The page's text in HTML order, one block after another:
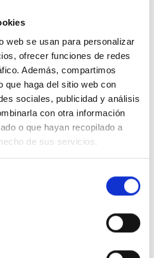
web se usan para personalizar
ofrecer funciones de redes
Además, compartimos
que haga del sitio web con
sociales, publicidad y análisis
con otra información
o que hayan recopilado a
de sus servicios.
SKY.
de temperatura de funcionamiento
puede ser vertical u
estándares de calidad.
NIESSEN SKY 8573 PL
228x86mm
+5°C ~ +35°C